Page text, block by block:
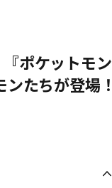
ポケットモン
たちが登場！